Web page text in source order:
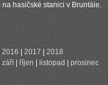
hasičské stanici v Bruntále.
2016 2017
2018
září říjen listopad prosinec